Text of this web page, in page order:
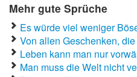
Coole Sprüche
Dumme Sprüche
Englische Sprüche
Mehr gute Sprüche
Es würde viel weniger
Von allen Geschenken,
Leben kann man nur
Man muss die Welt nicht